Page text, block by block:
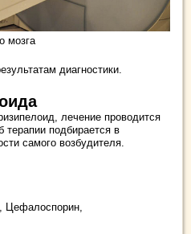
мозга
диагностики.
лечение проводится
терапии подбирается в
самого возбудителя.
Цефалоспорин,